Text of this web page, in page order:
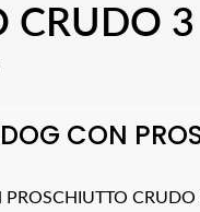
CRUDO
CON
CRUDO